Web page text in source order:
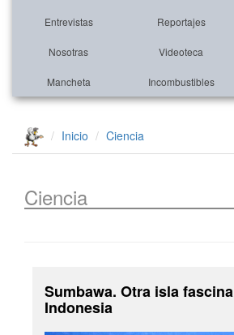
Entrevistas Reportajes
Nosotras Videoteca
Mancheta Incombustibles
Inicio Ciencia
Ciencia
Sumbawa. Otra isla
Indonesia